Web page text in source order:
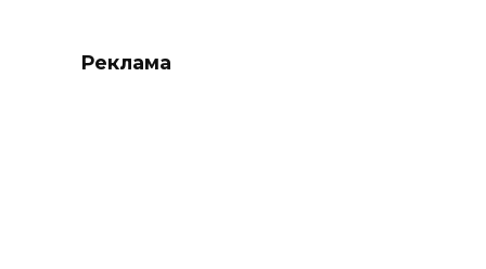
Реклама